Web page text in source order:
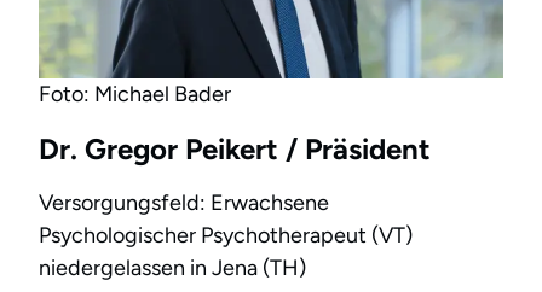
Dr. Gregor Peikert / Präsident
Versorgungsfeld: Erwachsene
Psychologischer Psychotherapeut (VT)
niedergelassen in Jena (TH)
Foto: Michael Bader